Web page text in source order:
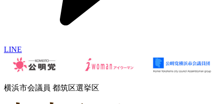
LINE
横浜市会議員 都筑区選挙区